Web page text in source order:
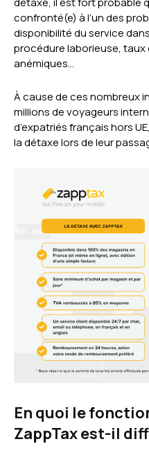
confronté(e) à l’un des
disponibilité du service
procédure laborieuse,
anémiques…
À cause de ces nombreux
millions de voyageurs
d’expatriés français hors
la détaxe lors de leur
En quoi le
ZappTax est-il